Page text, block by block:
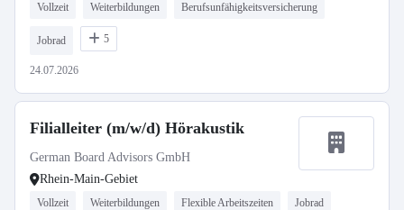
Vollzeit Weiterbildungen Berufsunfähigkeitsversicherung
Jobrad 5
24.07.2026
Filialleiter (m/w/d) Hörakustik
German Board Advisors GmbH
Rhein-Main-Gebiet
Vollzeit Weiterbildungen Flexible Arbeitszeiten Jobrad